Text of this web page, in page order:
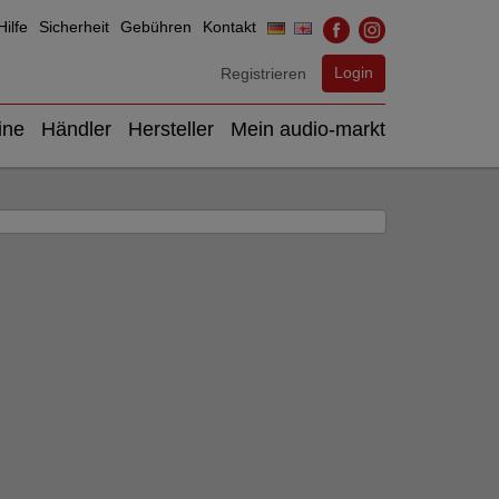
Sicherheit Gebühren Kontakt
Registrieren Login
Händler Hersteller Mein audio-markt